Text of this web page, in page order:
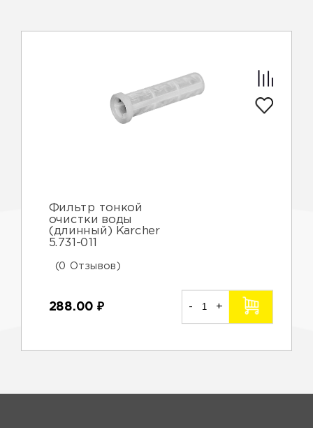
Фильтр тонкой
очистки воды
(длинный) Karcher
5.731-011
(0 Отзывов)
288.00 ₽ - +